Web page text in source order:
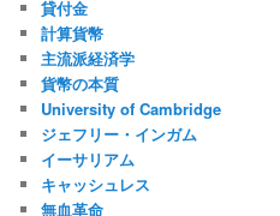
貸付金
計算貨幣
主流派経済学
貨幣の本質
University of Cambridge
ジェフリー・インガム
イーサリアム
キャッシュレス
無血革命